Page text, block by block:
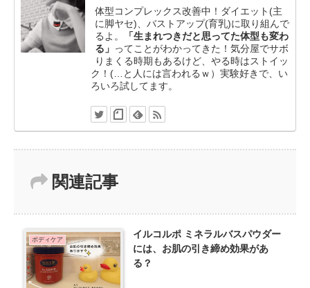
体型コンプレックス改善中！ダイエット(主
に脚ヤセ)、バストアップ(育乳)に取り組んで
るよ。
「生まれつきだと思ってた体型も変わ
る」 ってことがわかってきた！気分屋でサボ
りまくる時期もあるけど、やる時はストイッ
ク！(…と人には言われるｗ）実験好きで、い
ろいろ試してます。
関連記事
ボディケア
イルコルポ ミネラルバスパウダー
には、お肌の引き締め効果があ
る？